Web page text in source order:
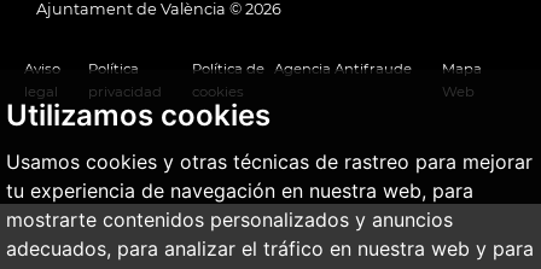
Utilizamos cookies
Usamos cookies y otras técnicas de rastreo para mejorar
tu experiencia de navegación en nuestra web, para
mostrarte contenidos personalizados y anuncios
adecuados, para analizar el tráfico en nuestra web y para
Ajuntament de València © 2026
Aviso
legal
Política
privacidad
Política de
cookies
Agencia Antifraude
Mapa
Web